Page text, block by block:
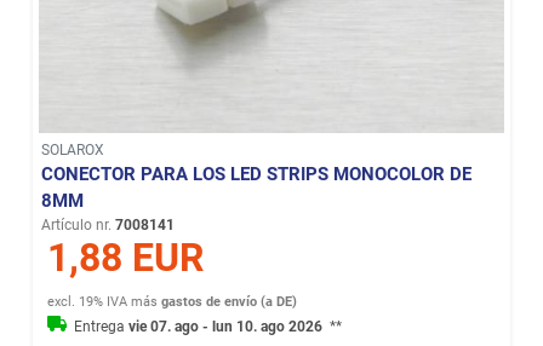
SOLAROX
CONECTOR PARA LOS LED STRIPS MONOCOLOR DE
8MM
Artículo nr. 7008141
1,88 EUR
excl. 19% IVA másgastos de envío (a DE)
Entregavie 07. ago - lun 10. ago 2026 **